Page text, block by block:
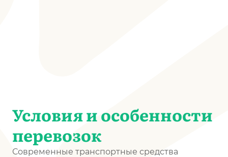
Условия и особенности
перевозок
Современные транспортные средства